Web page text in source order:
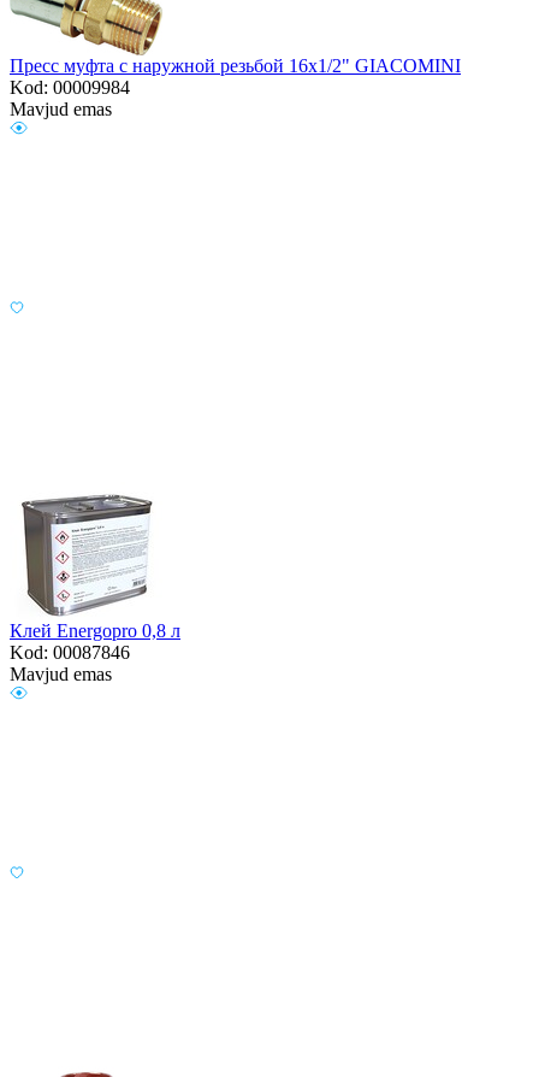
Пресс муфта с наружной резьбой 16х1/2" GIACOMINI
Kod: 00009984
Mavjud emas
Клей Energopro 0,8 л
Kod: 00087846
Mavjud emas